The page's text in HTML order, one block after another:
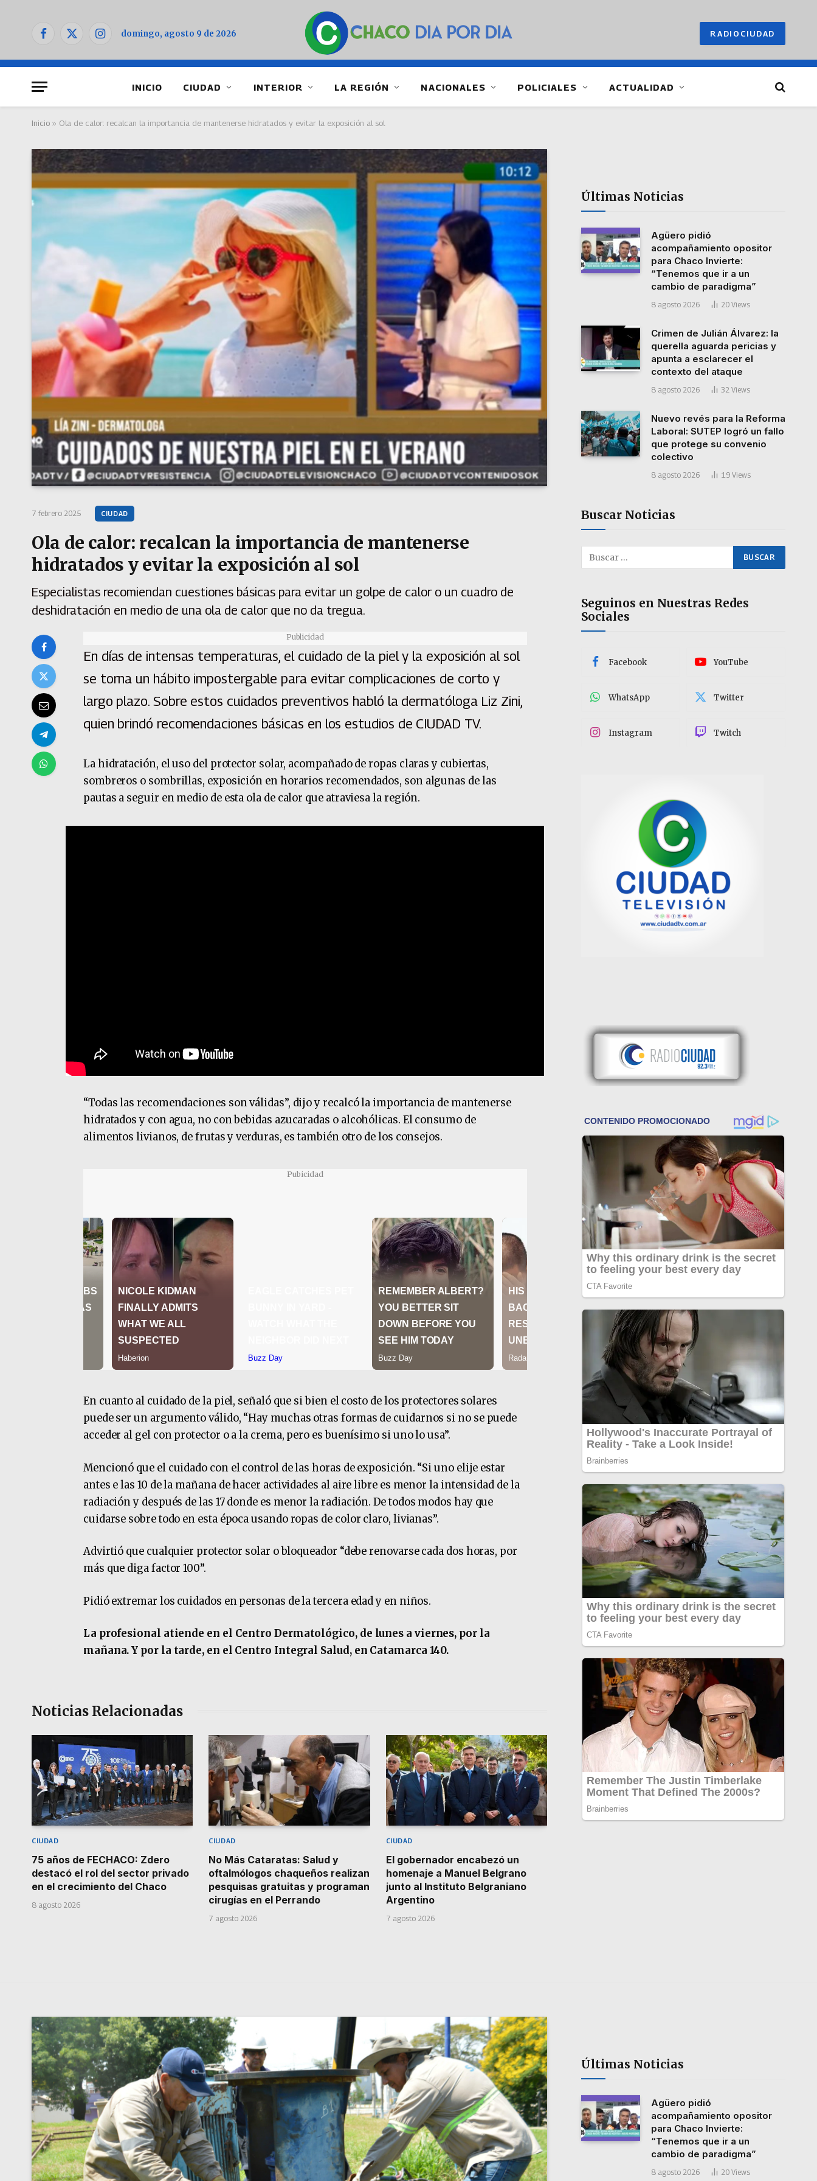
Facebook
X
Instagramdomingo, agosto 9 de 2026 RADIOCIUDAD
INICIO CIUDAD INTERIOR LA REGIÓN NACIONALES POLICIALES ACTUALIDAD
Inicio » Ola de calor: recalcan la importancia de mantenerse hidratados y evitar la exposición al sol
7 febrero 2025 CIUDAD
Ola de calor: recalcan la importancia de mantenerse
hidratados y evitar la exposición al sol
Especialistas recomiendan cuestiones básicas para evitar un golpe de calor o un cuadro de
deshidratación en medio de una ola de calor que no da tregua.
Publicidad
En días de intensas temperaturas, el cuidado de la piel y la exposición al sol
se torna un hábito impostergable para evitar complicaciones de corto y
largo plazo. Sobre estos cuidados preventivos habló la dermatóloga Liz Zini,
quien brindó recomendaciones básicas en los estudios de CIUDAD TV.
La hidratación, el uso del protector solar, acompañado de ropas claras y cubiertas,
sombreros o sombrillas, exposición en horarios recomendados, son algunas de las
pautas a seguir en medio de esta ola de calor que atraviesa la región.
“Todas las recomendaciones son válidas”, dijo y recalcó la importancia de mantenerse
hidratados y con agua, no con bebidas azucaradas o alcohólicas. El consumo de
alimentos livianos, de frutas y verduras, es también otro de los consejos.
Pubicidad
En cuanto al cuidado de la piel, señaló que si bien el costo de los protectores solares
puede ser un argumento válido, “Hay muchas otras formas de cuidarnos si no se puede
acceder al gel con protector o a la crema, pero es buenísimo si uno lo usa”.
Mencionó que el cuidado con el control de las horas de exposición. “Si uno elije estar
antes e las 10 de la mañana de hacer actividades al aire libre es menor la intensidad de la
radiación y después de las 17 donde es menor la radiación. De todos modos hay que
cuidarse sobre todo en esta época usando ropas de color claro, livianas”.
Advirtió que cualquier protector solar o bloqueador “debe renovarse cada dos horas, por
más que diga factor 100”.
Pidió extremar los cuidados en personas de la tercera edad y en niños.
La profesional atiende en el Centro Dermatológico, de lunes a viernes, por la
mañana. Y por la tarde, en el Centro Integral Salud, en Catamarca 140.
Noticias Relacionadas
CIUDAD
75 años de FECHACO: Zdero
destacó el rol del sector privado
en el crecimiento del Chaco
8 agosto 2026
CIUDAD
No Más Cataratas: Salud y
oftalmólogos chaqueños realizan
pesquisas gratuitas y programan
cirugías en el Perrando
7 agosto 2026
CIUDAD
El gobernador encabezó un
homenaje a Manuel Belgrano
junto al Instituto Belgraniano
Argentino
7 agosto 2026
Últimas Noticias
Agüero pidió
acompañamiento opositor
para Chaco Invierte:
“Tenemos que ir a un
cambio de paradigma”
8 agosto 2026 20 Views
Crimen de Julián Álvarez: la
querella aguarda pericias y
apunta a esclarecer el
contexto del ataque
8 agosto 2026 32 Views
Nuevo revés para la Reforma
Laboral: SUTEP logró un fallo
que protege su convenio
colectivo
8 agosto 2026 19 Views
Buscar Noticias
Seguinos en Nuestras Redes
Sociales
Facebook YouTube
WhatsApp Twitter
Instagram Twitch
Últimas Noticias
Agüero pidió
acompañamiento opositor
para Chaco Invierte:
“Tenemos que ir a un
cambio de paradigma”
8 agosto 2026 20 Views